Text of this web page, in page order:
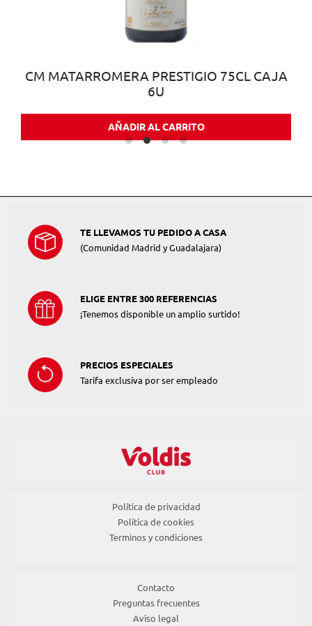
CM MATARROMERA PRESTIGIO 75CL CAJA
6U
AÑADIR AL CARRITO
TE LLEVAMOS TU PEDIDO A CASA
(Comunidad Madrid y Guadalajara)
ELIGE ENTRE 300 REFERENCIAS
¡Tenemos disponible un amplio surtido!
PRECIOS ESPECIALES
Tarifa exclusiva por ser empleado
Política de privacidad
Política de cookies
Terminos y condiciones
Contacto
Preguntas frecuentes
Aviso legal